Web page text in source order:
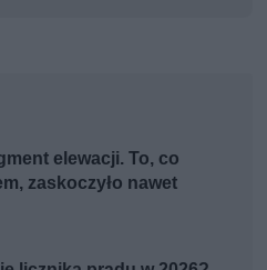
elewacji. To, co
zaskoczyło nawet